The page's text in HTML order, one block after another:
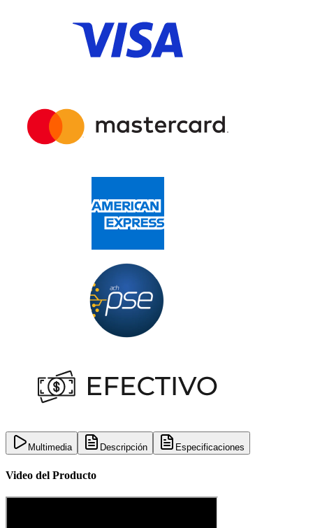
Multimedia Descripción Especificaciones
Video del Producto